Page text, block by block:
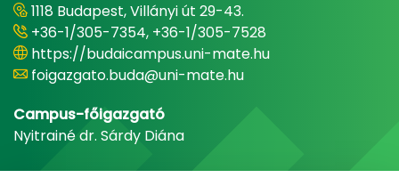
1118 Budapest, Villányi út 29-43.
+36-1/305-7354, +36-1/305-7528
https://budaicampus.uni-mate.hu
foigazgato.buda@uni-mate.hu
Campus-főigazgató
Nyitrainé dr. Sárdy Diána